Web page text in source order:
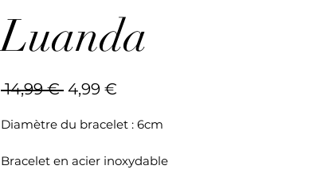
Luanda
14,99 € Prix
4,99 €
Diamètre du bracelet : 6cm
Bracelet en acier inoxydable